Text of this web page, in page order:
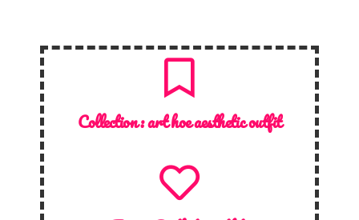
Collection :art hoe aesthetic outfit